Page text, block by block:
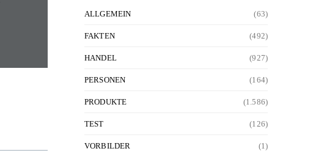
ALLGEMEIN (63)
FAKTEN (492)
HANDEL (927)
PERSONEN (164)
PRODUKTE (1.586)
TEST (126)
VORBILDER (1)